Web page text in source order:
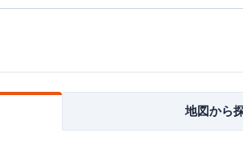
地図から